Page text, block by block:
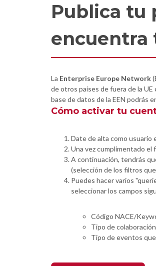
Publica tu
encuentra
La Enterprise Europe Network
de otros países de fuera de la
base de datos de la EEN podrás
Cómo activar tu
Date de alta como usuario
Una vez cumplimentado
A continuación, tendrás
(selección de los filtros
Puedes hacer varios
seleccionar los campos
Código NACE/
Tipo de
Tipo de eventos